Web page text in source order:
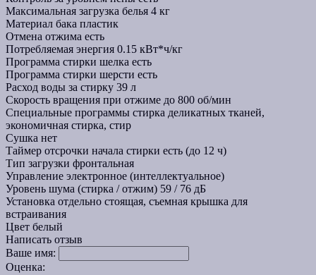
Максимальная загрузка белья 4 кг
Материал бака пластик
Отмена отжима есть
Потребляемая энергия 0.15 кВт*ч/кг
Программа стирки шелка есть
Программа стирки шерсти есть
Расход воды за стирку 39 л
Скорость вращения при отжиме до 800 об/мин
Специальные программы стирка деликатных тканей,
экономичная стирка, стир
Сушка нет
Таймер отсрочки начала стирки есть (до 12 ч)
Тип загрузки фронтальная
Управление электронное (интеллектуальное)
Уровень шума (стирка / отжим) 59 / 76 дБ
Установка отдельно стоящая, съемная крышка для
встраивания
Цвет белый
Написать отзыв
Ваше имя:
Оценка: